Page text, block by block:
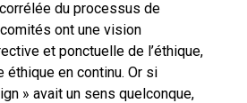
du processus de
ont une vision
et ponctuelle de l’éthique,
éthique en continu. Or si
» avait un sens quelconque,